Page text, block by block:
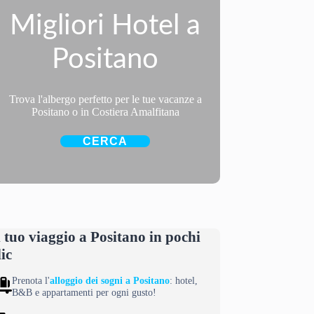
Migliori Hotel a
Positano
Trova l'albergo perfetto per le tue vacanze a
Positano o in Costiera Amalfitana
CERCA
viaggio a Positano in pochi
Prenota l'alloggio dei sogni a Positano: hotel,
B&B e appartamenti per ogni gusto!